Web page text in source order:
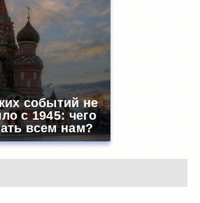
событий не
с 1945: чего
всем нам?